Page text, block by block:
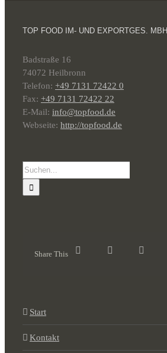
TOP FOOD IM- UND EXPORTGES. MBH
Badstraße 16
74072 Heilbronn
Telefon: +49 7131 72422 0
Fax: +49 7131 72422 22
E-Mail: info@topfood.de
Webseite: http://topfood.de
Suche
nach:
Share This
Start
Kontakt